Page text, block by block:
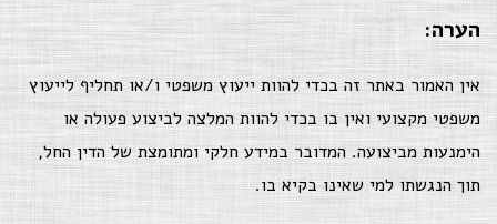
הערה:
אין האמור באתר זה בכדי להוות ייעוץ משפטי ו/או תחליף לייעוץ
משפטי מקצועי ואין בו בכדי להוות המלצה לביצוע פעולה או
הימנעות מביצועה. המדובר במידע חלקי ומתומצת של הדין החל,
תוך הנגשתו למי שאינו בקיא בו.